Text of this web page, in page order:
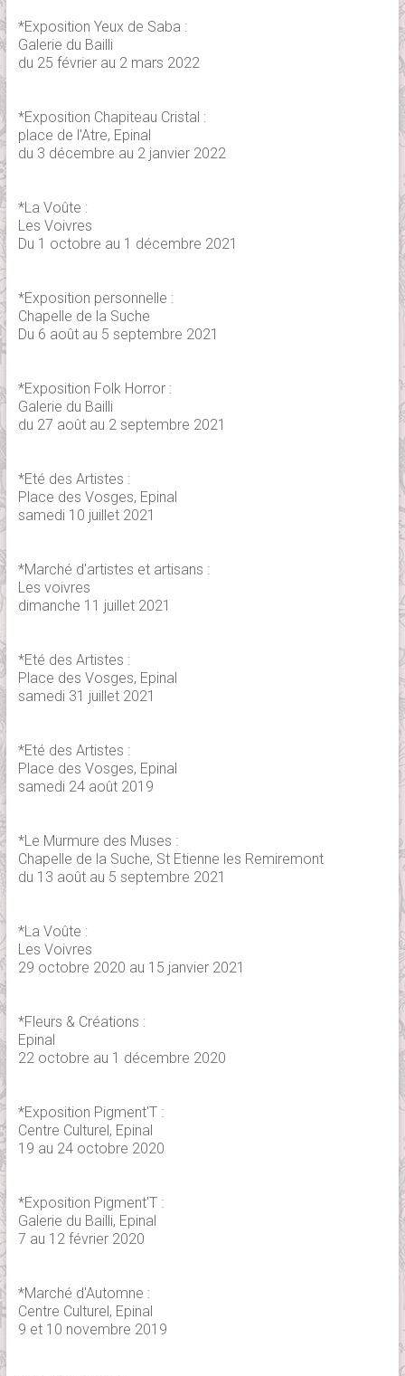
*Exposition Yeux de Saba :
Galerie du Bailli
du 25 février au 2 mars 2022
*Exposition Chapiteau Cristal :
place de l'Atre, Epinal
du 3 décembre au 2 janvier 2022
*La Voûte :
Les Voivres
Du 1 octobre au 1 décembre 2021
*Exposition personnelle :
Chapelle de la Suche
Du 6 août au 5 septembre 2021
*Exposition Folk Horror :
Galerie du Bailli
du 27 août au 2 septembre 2021
*Eté des Artistes :
Place des Vosges, Epinal
samedi 10 juillet 2021
*Marché d'artistes et artisans :
Les voivres
dimanche 11 juillet 2021
*Eté des Artistes :
Place des Vosges, Epinal
samedi 31 juillet 2021
*Eté des Artistes :
Place des Vosges, Epinal
samedi 24 août 2019
*Le Murmure des Muses :
Chapelle de la Suche, St Etienne les Remiremont
du 13 août au 5 septembre 2021
*La Voûte :
Les Voivres
29 octobre 2020 au 15 janvier 2021
*Fleurs & Créations :
Epinal
22 octobre au 1 décembre 2020
*Exposition Pigment'T :
Centre Culturel, Epinal
19 au 24 octobre 2020
*Exposition Pigment'T :
Galerie du Bailli, Epinal
7 au 12 février 2020
*Marché d'Automne :
Centre Culturel, Epinal
9 et 10 novembre 2019